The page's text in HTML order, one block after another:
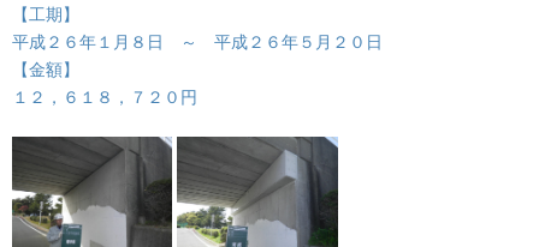
【工期】
平成２６年１月８日 ～ 平成２６年５月２０日
【金額】
１２，６１８，７２０円